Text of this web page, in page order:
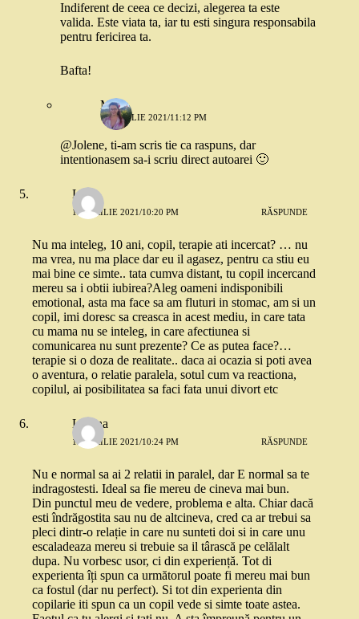
Indiferent de ceea ce decizi, alegerea ta este
valida. Este viata ta, iar tu esti singura responsabila
pentru fericirea ta.
Bafta!
Mada
12 APRILIE 2021/11:12 PM
@Jolene, ti-am scris tie ca raspuns, dar
intentionasem sa-i scriu direct autoarei 🙂
Lis
12 APRILIE 2021/10:20 PM RĂSPUNDE
Nu ma inteleg, 10 ani, copil, terapie ati incercat? … nu
ma vrea, nu ma place dar eu il agasez, pentru ca stiu eu
mai bine ce simte.. tata cumva distant, tu copil incercand
mereu sa i obtii iubirea?Aleg oameni indisponibili
emotional, asta ma face sa am fluturi in stomac, am si un
copil, imi doresc sa creasca in acest mediu, in care tata
cu mama nu se inteleg, in care afectiunea si
comunicarea nu sunt prezente? Ce as putea face?…
terapie si o doza de realitate.. daca ai ocazia si poti avea
o aventura, o relatie paralela, sotul cum va reactiona,
copilul, ai posibilitatea sa faci fata unui divort etc
Lorena
12 APRILIE 2021/10:24 PM RĂSPUNDE
Nu e normal sa ai 2 relatii in paralel, dar E normal sa te
indragostesti. Ideal sa fie mereu de cineva mai bun.
Din punctul meu de vedere, problema e alta. Chiar dacă
esti îndrăgostita sau nu de altcineva, cred ca ar trebui sa
pleci dintr-o relație in care nu sunteti doi si in care unu
escaladeaza mereu si trebuie sa il târască pe celălalt
dupa. Nu vorbesc usor, ci din experiență. Tot di
experienta îți spun ca următorul poate fi mereu mai bun
ca fostul (dar nu perfect). Si tot din experienta din
copilarie iti spun ca un copil vede si simte toate astea.